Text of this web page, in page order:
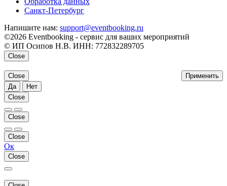
Санкт-Петербург
Напишите нам: support@eventbooking.ru
©2026 Eventbooking - сервис для ваших мероприятий
© ИП Осипов Н.В. ИНН: 772832289705
Close
Применить
Close
Да
Нет
Close
Close
Close
Ок
Close